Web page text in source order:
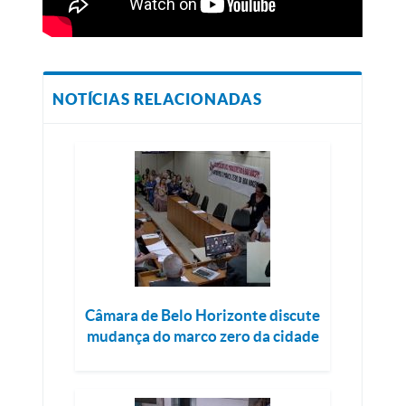
NOTÍCIAS RELACIONADAS
Câmara de Belo Horizonte discute
mudança do marco zero da cidade